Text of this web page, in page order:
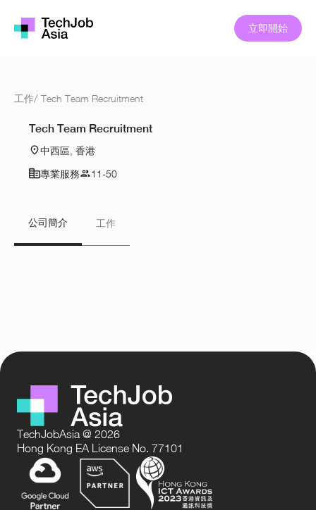
立即開始
工作/ Tech Team Recruitment
Tech Team Recruitment
中西區, 香港
專業服務
11-50
公司簡介 工作
TechJobAsia @ 2026
Hong Kong EA License No. 77101